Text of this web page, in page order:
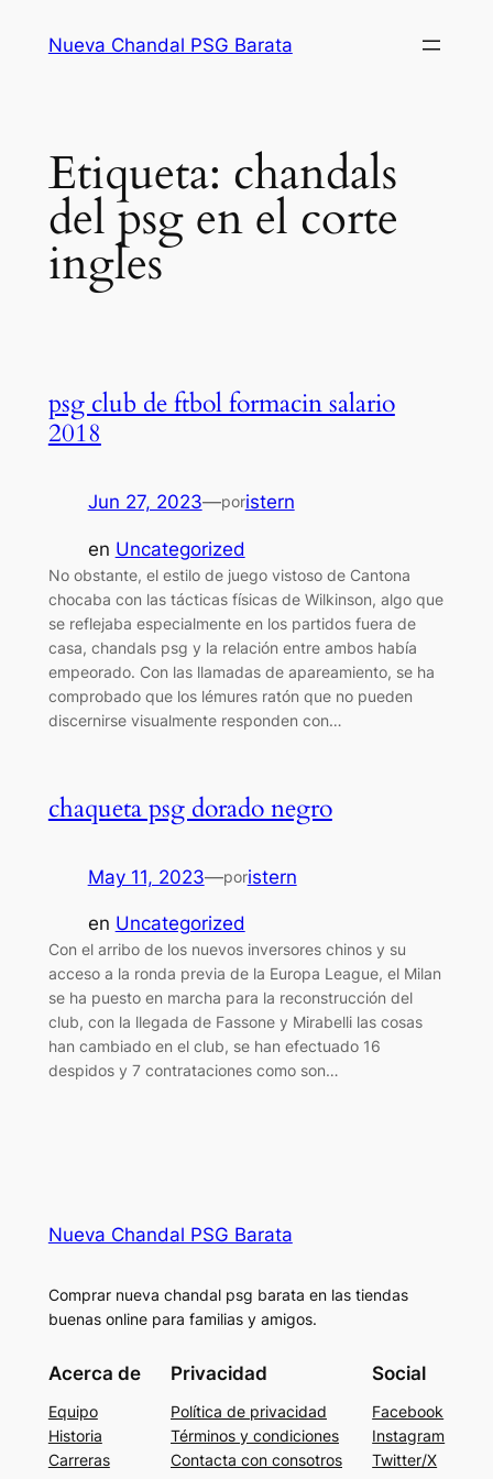
Nueva Chandal PSG Barata
Etiqueta: chandals
del psg en el corte
ingles
psg club de ftbol formacin salario
2018
Jun 27, 2023—poristern
en Uncategorized
No obstante, el estilo de juego vistoso de Cantona
chocaba con las tácticas físicas de Wilkinson, algo que
se reflejaba especialmente en los partidos fuera de
casa, chandals psg y la relación entre ambos había
empeorado. Con las llamadas de apareamiento, se ha
comprobado que los lémures ratón que no pueden
discernirse visualmente responden con…
chaqueta psg dorado negro
May 11, 2023—poristern
en Uncategorized
Con el arribo de los nuevos inversores chinos y su
acceso a la ronda previa de la Europa League, el Milan
se ha puesto en marcha para la reconstrucción del
club, con la llegada de Fassone y Mirabelli las cosas
han cambiado en el club, se han efectuado 16
despidos y 7 contrataciones como son…
Nueva Chandal PSG Barata
Comprar nueva chandal psg barata en las tiendas
buenas online para familias y amigos.
Acerca de
Equipo
Historia
Carreras
Privacidad
Política de privacidad
Términos y condiciones
Contacta con consotros
Social
Facebook
Instagram
Twitter/X